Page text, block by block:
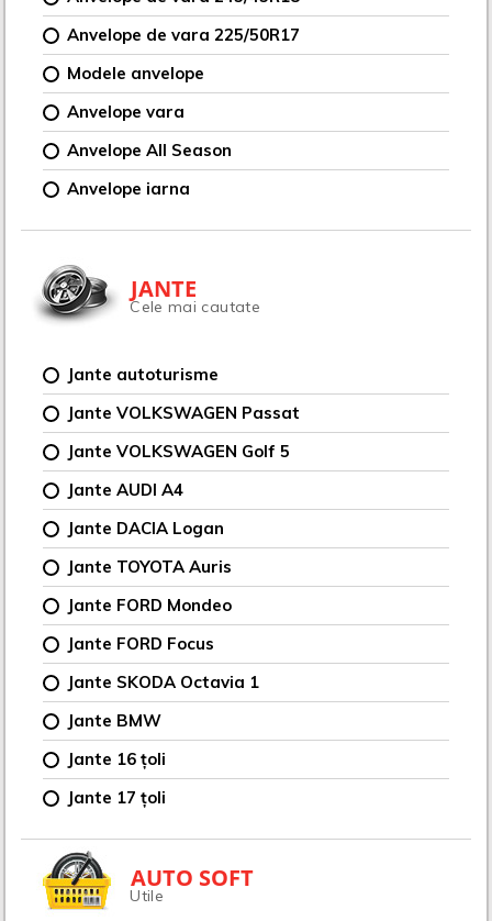
Anvelope de vara 225/50R17
Modele anvelope
Anvelope vara
Anvelope All Season
Anvelope iarna
JANTE
Cele mai cautate
Jante autoturisme
Jante VOLKSWAGEN Passat
Jante VOLKSWAGEN Golf 5
Jante AUDI A4
Jante DACIA Logan
Jante TOYOTA Auris
Jante FORD Mondeo
Jante FORD Focus
Jante SKODA Octavia 1
Jante BMW
Jante 16 țoli
Jante 17 țoli
AUTO SOFT
Utile